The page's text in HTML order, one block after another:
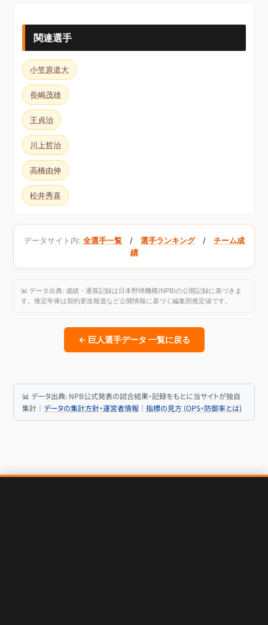
関連選手
小笠原道大
長嶋茂雄
王貞治
川上哲治
高橋由伸
松井秀喜
データサイト内: 全選手一覧/ 選手ランキング/ チーム成
績
📊 データ出典: 成績・通算記録は日本野球機構(NPB)の公開記録に基づきま
す。推定年俸は契約更改報道など公開情報に基づく編集部推定値です。
← 巨人選手データ 一覧に戻る
📊 データ出典: NPB公式発表の試合結果・記録をもとに当サイトが独自
集計｜ データの集計方針・運営者情報 ｜ 指標の見方 (OPS・防御率とは)